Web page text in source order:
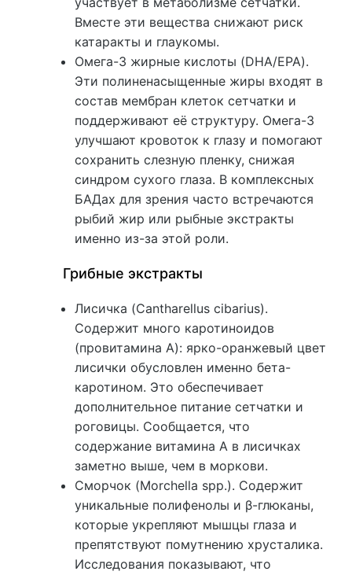
Вместе эти вещества снижают риск
катаракты и глаукомы.
Омега-3 жирные кислоты (DHA/EPA).
Эти полиненасыщенные жиры входят в
состав мембран клеток сетчатки и
поддерживают её структуру. Омега-3
улучшают кровоток к глазу и помогают
сохранить слезную пленку, снижая
синдром сухого глаза. В комплексных
БАДах для зрения часто встречаются
рыбий жир или рыбные экстракты
именно из-за этой роли.
Грибные экстракты
Лисичка (Cantharellus cibarius).
Содержит много каротиноидов
(провитамина A): ярко-оранжевый цвет
лисички обусловлен именно бета-
каротином. Это обеспечивает
дополнительное питание сетчатки и
роговицы. Сообщается, что
содержание витамина A в лисичках
заметно выше, чем в моркови.
Сморчок (Morchella spp.). Содержит
уникальные полифенолы и β-глюканы,
которые укрепляют мышцы глаза и
препятствуют помутнению хрусталика.
Исследования показывают, что